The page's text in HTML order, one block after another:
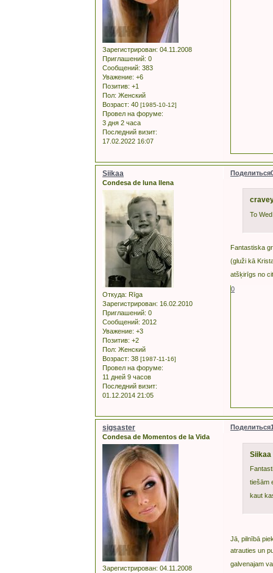
Зарегистрирован: 04.11.2008
Приглашений: 0
Сообщений: 383
Уважение: +6
Позитив: +1
Пол: Женский
Возраст: 40 [1985-10-12]
Провел на форуме:
3 дня 2 часа
Последний визит:
17.02.2022 16:07
Поделиться
Siikaa
Condesa de luna llena
Откуда: Rīga
Зарегистрирован: 16.02.2010
Приглашений: 0
Сообщений: 2012
Уважение: +3
Позитив: +2
Пол: Женский
Возраст: 38 [1987-11-16]
Провел на форуме:
11 дней 9 часов
Последний визит:
01.12.2014 21:05
To
Fantastiska
(gluži kā
atšķirīgs no
0
Поделиться
sigsaster
Condesa de Momentos de la Vida
Зарегистрирован: 04.11.2008
Siikaa
tiešām
kaut
Jā, pilnībā
atrauties un
galvenajam